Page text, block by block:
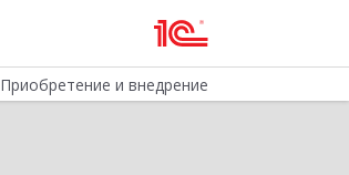
Приобретение и внедрение